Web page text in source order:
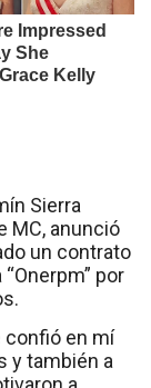
Sierra
MC, anunció
un contrato
por
confió en mí
y también a